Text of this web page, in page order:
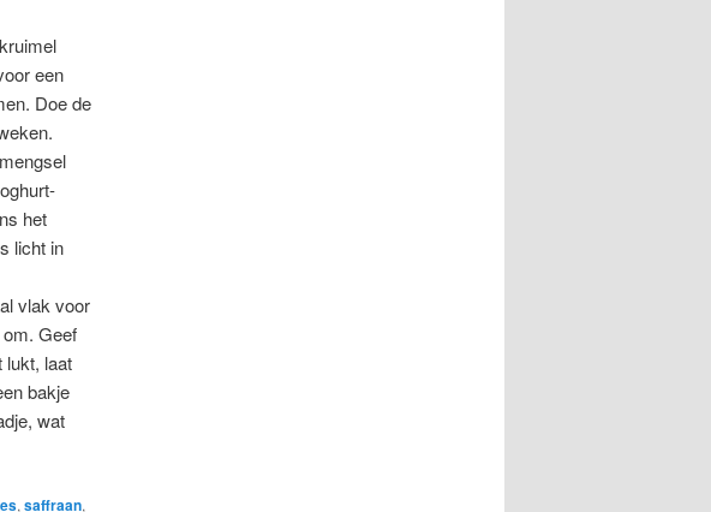
een
Doe de
het
licht in
vlak voor
Geef
lukt, laat
bakje
wat
, saffraan,